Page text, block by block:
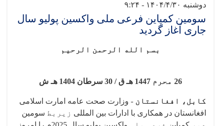
دوشنبه ۱۴۰۴/۴/۳۰ - ۹:۲۴
سومین کمپاین فرعی ملی واکسین پولیو سال
جاری آغاز گردید
بسم الله الرحمن الرحیم
26 محرم 1447 هـ ق / 30 سرطان 1404 هـ ش
کابل، افغانستان - وزارت صحت عامه امارت اسلامی
افغانستان در همکاری با ادارات بین المللی زیربط سومین